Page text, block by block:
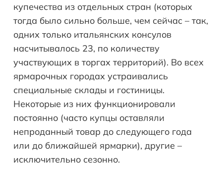
купечества из отдельных стран (которых
тогда было сильно больше, чем сейчас – так,
одних только итальянских консулов
насчитывалось 23, по количеству
участвующих в торгах территорий). Во всех
ярмарочных городах устраивались
специальные склады и гостиницы.
Некоторые из них функционировали
постоянно (часто купцы оставляли
непроданный товар до следующего года
или до ближайшей ярмарки), другие –
исключительно сезонно.